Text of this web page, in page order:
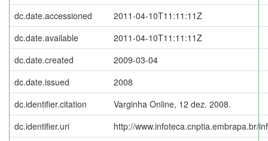
dc.date.accessioned
2011-04-10T11:11:11Z
dc.date.available
2011-04-10T11:11:11Z
dc.date.created
2009-03-04
dc.date.issued
2008
dc.identifier.citation
Varginha Online, 12 dez. 2008.
dc.identifier.uri
http://www.infoteca.cnptia.embrapa.br/